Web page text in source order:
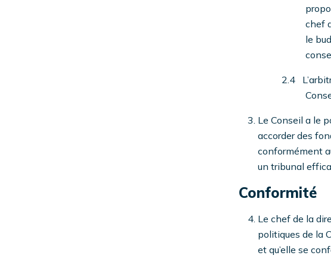
chef
le
2.4
Le Conseil a le
accorder des
conformément
un tribunal
Conformité
Le chef de la
politiques de la
et qu’elle se